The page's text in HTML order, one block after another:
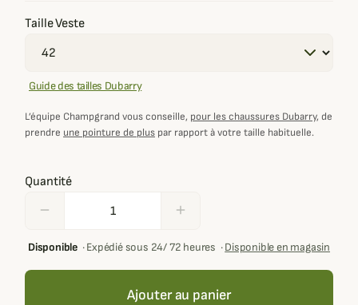
Taille Veste
Guide des tailles Dubarry
L’équipe Champgrand vous conseille, pour les chaussures Dubarry, de
prendre une pointure de plus par rapport à votre taille habituelle.
Quantité
remove add
Disponible·Expédié sous 24/ 72 heures ·Disponible en magasin
Ajouter au panier